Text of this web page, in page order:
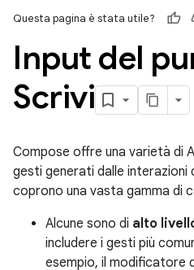
Questa pagina è stata utile?
Input del
Scrivi
Compose offre una varietà di
gesti generati dalle interazioni
coprono una vasta gamma di
Alcune sono di alto
includere i gesti più
esempio, il modificatore